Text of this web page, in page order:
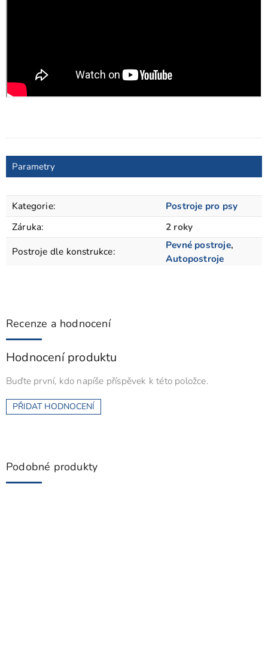
Parametry
Kategorie:
Postroje pro psy
Záruka:
2 roky
Postroje dle konstrukce:
Pevné postroje,
Autopostroje
Recenze a hodnocení
Hodnocení produktu
Buďte první, kdo napíše příspěvek k této položce.
PŘIDAT HODNOCENÍ
Podobné produkty